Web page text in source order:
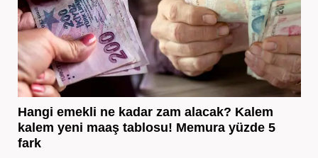
Hangi emekli ne kadar zam alacak? Kalem
kalem yeni maaş tablosu! Memura yüzde 5
fark